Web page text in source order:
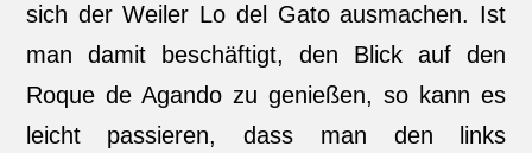
sich der Weiler Lo del Gato ausmachen. Ist
man damit beschäftigt, den Blick auf den
Roque de Agando zu genießen, so kann es
leicht passieren, dass man den links